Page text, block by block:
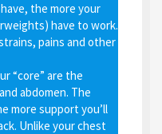
the more your
have to work.
pains and other
“core” are the
abdomen. The
more support you’ll
Unlike your chest